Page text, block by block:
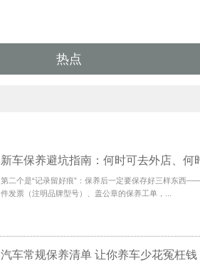
热点
第二个是“记录留好痕”：保养后一定要保存好三样东西
件发票（注明品牌型号）、盖公章的保养工单，...
汽车常规保养清单 让你养车少花冤枉钱